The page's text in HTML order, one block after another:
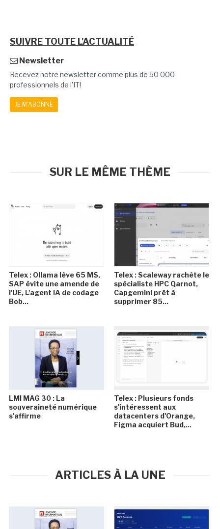
SUIVRE TOUTE L'ACTUALITÉ
Newsletter
Recevez notre newsletter comme plus de 50 000
professionnels de l'IT!
JE M'ABONNE
SUR LE MÊME THÈME
Telex : Ollama lève 65 M$,
SAP évite une amende de
l'UE, L'agent IA de codage
Bob...
Telex : Scaleway rachète le
spécialiste HPC Qarnot,
Capgemini prêt à
supprimer 85...
LMI MAG 30 : La
souveraineté numérique
s'affirme
Telex : Plusieurs fonds
s'intéressent aux
datacenters d'Orange,
Figma acquiert Bud,...
ARTICLES À LA UNE